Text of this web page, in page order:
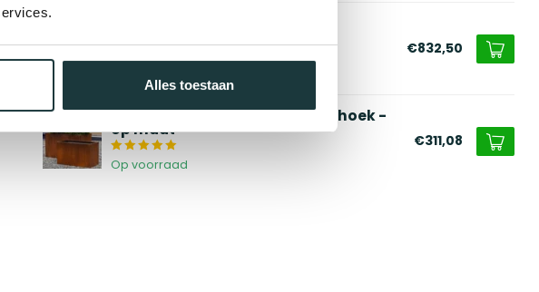
Alles toestaan
€832,50
Cortenstaal plantenbak rechthoek -
op maat
Op voorraad
€311,08